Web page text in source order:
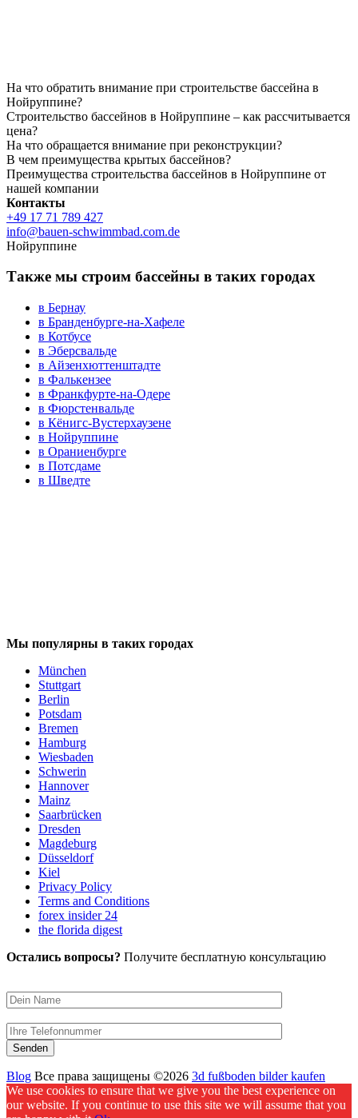
На что обратить внимание при строительстве бассейна в
Нойруппине?
Строительство бассейнов в Нойруппине – как рассчитывается
цена?
На что обращается внимание при реконструкции?
В чем преимущества крытых бассейнов?
Преимущества строительства бассейнов в Нойруппине от
нашей компании
Контакты
+49 17 71 789 427
info@bauen-schwimmbad.com.de
Нойруппине
Также мы строим бассейны в таких городах
в Бернау
в Бранденбурге-на-Хафеле
в Котбусе
в Эберсвальде
в Айзенхюттенштадте
в Фалькензее
в Франкфурте-на-Одере
в Фюрстенвальде
в Кёнигс-Вустерхаузене
в Нойруппине
в Ораниенбурге
в Потсдаме
в Шведте
Мы популярны в таких городах
München
Stuttgart
Berlin
Potsdam
Bremen
Hamburg
Wiesbaden
Schwerin
Hannover
Mainz
Saarbrücken
Dresden
Magdeburg
Düsseldorf
Kiel
Privacy Policy
Terms and Conditions
forex insider 24
the florida digest
Остались вопросы? Получите бесплатную консультацию
Blog Все права защищены ©2026 3d fußboden bilder kaufen
We use cookies to ensure that we give you the best experience on
our website. If you continue to use this site we will assume that you